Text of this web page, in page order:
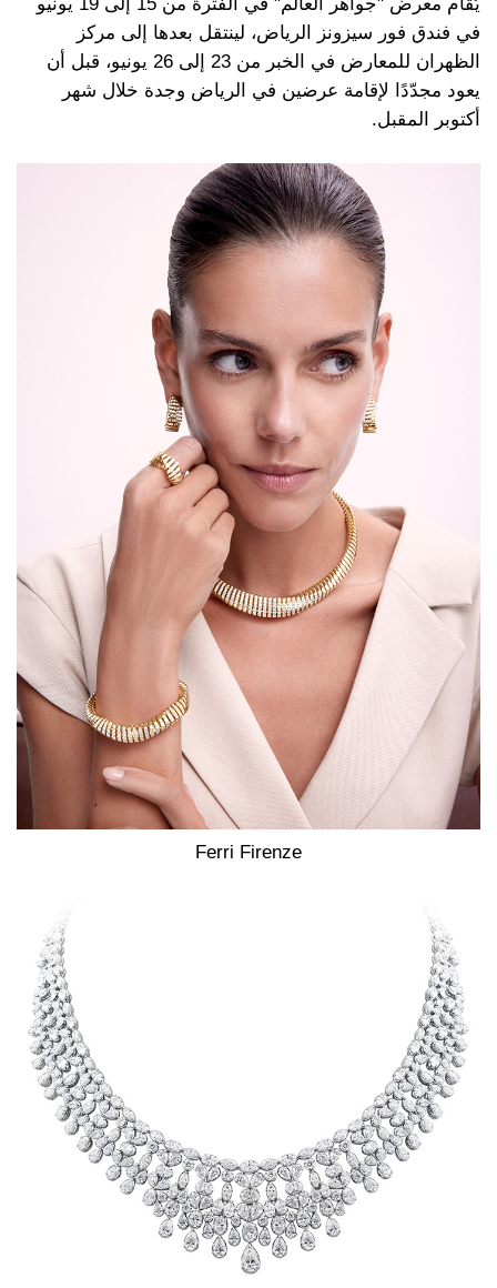
في فندق فور سيزونز الرياض، لينتقل بعدها إلى مركز
الظهران للمعارض في الخبر من 23 إلى 26 يونيو، قبل أن
يعود مجدّدًا لإقامة عرضين في الرياض وجدة خلال شهر
أكتوبر المقبل.
Ferri Firenze